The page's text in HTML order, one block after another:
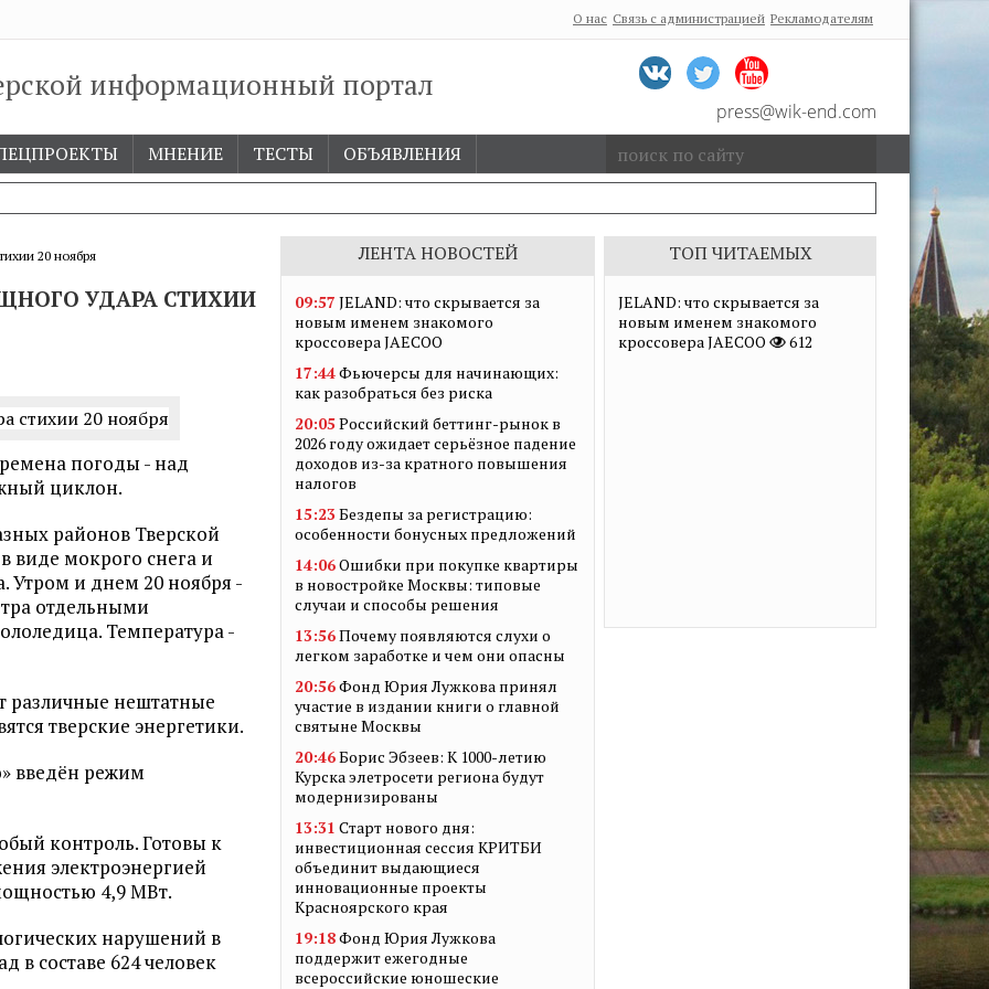
О нас Связь с администрацией Рекламодателям
информационный портал
press@wik-end.com
МНЕНИЕ ТЕСТЫ ОБЪЯВЛЕНИЯ
20 ноября
УДАРА СТИХИИ
погоды - над
циклон.
районов Тверской
виде мокрого снега и
Утром и днем 20 ноября -
отдельными
Температура -
различные нештатные
тверские энергетики.
введён режим
контроль. Готовы к
электроэнергией
4,9 МВт.
нарушений в
в составе 624 человек
ЛЕНТА НОВОСТЕЙ
09:57 JELAND: что скрывается за
новым именем знакомого
кроссовера JAECOO
17:44Фьючерсы для начинающих:
как разобраться без риска
20:05Российский беттинг-рынок в
2026 году ожидает серьёзное падение
доходов из-за кратного повышения
налогов
15:23Бездепы за регистрацию:
особенности бонусных предложений
14:06Ошибки при покупке квартиры
в новостройке Москвы: типовые
случаи и способы решения
13:56Почему появляются слухи о
легком заработке и чем они опасны
20:56Фонд Юрия Лужкова принял
участие в издании книги о главной
святыне Москвы
20:46Борис Эбзеев: К 1000-летию
Курска элетросети региона будут
модернизированы
13:31 Старт нового дня:
инвестиционная сессия КРИТБИ
объединит выдающиеся
инновационные проекты
Красноярского края
19:18Фонд Юрия Лужкова
поддержит ежегодные
всероссийские юношеские
ТОП ЧИТАЕМЫХ
JELAND: что скрывается за
новым именем знакомого
кроссовера JAECOO
612